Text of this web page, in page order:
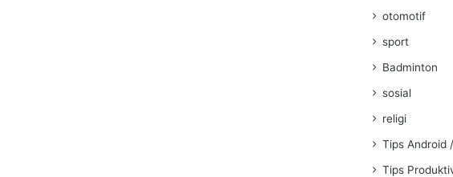
otomotif
sport
Badminton
sosial
religi
Tips Android
Tips